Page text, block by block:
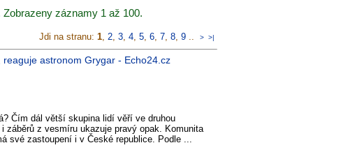
záznamy 1 až 100.
Jdi na stranu: 1, 2, 3, 4, 5, 6, 7, 8, 9 .. > >|
astronom Grygar - Echo24.cz
Čím dál větší skupina lidí věří ve druhou
záběrů z vesmíru ukazuje pravý opak. Komunita
své zastoupení i v České republice. Podle ...